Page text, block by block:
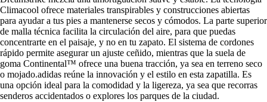
Climacool ofrece materiales transpirables y construcciones abiertas
para ayudar a tus pies a mantenerse secos y cómodos. La parte superior
de malla técnica facilita la circulación del aire, para que puedas
concentrarte en el paisaje, y no en tu zapato. El sistema de cordones
rápido permite asegurar un ajuste ceñido, mientras que la suela de
goma Continental™ ofrece una buena tracción, ya sea en terreno seco
o mojado.adidas reúne la innovación y el estilo en esta zapatilla. Es
una opción ideal para la comodidad y la ligereza, ya sea que recorras
senderos accidentados o explores los parques de la ciudad.